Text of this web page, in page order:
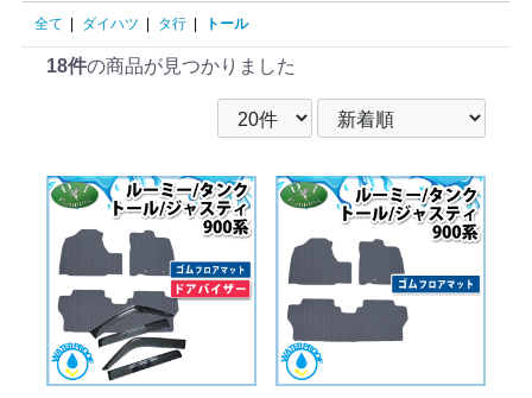
全て | ダイハツ | タ行 | トール
18件の商品が見つかりました